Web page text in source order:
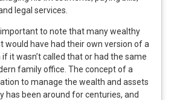
legal services.
important to note that many wealthy
would have had their own version of a
it wasn’t called that or had the same
family office. The concept of a
to manage the wealth and assets
has been around for centuries, and